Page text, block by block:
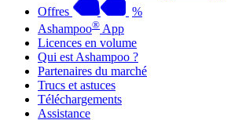
Offres
%
Ashampoo® App
Licences en volume
Qui est Ashampoo ?
Partenaires du marché
Trucs et astuces
Téléchargements
Assistance